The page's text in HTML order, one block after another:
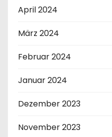
April 2024
März 2024
Februar 2024
Januar 2024
Dezember 2023
November 2023